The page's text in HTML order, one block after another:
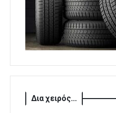
Δια χειρός...